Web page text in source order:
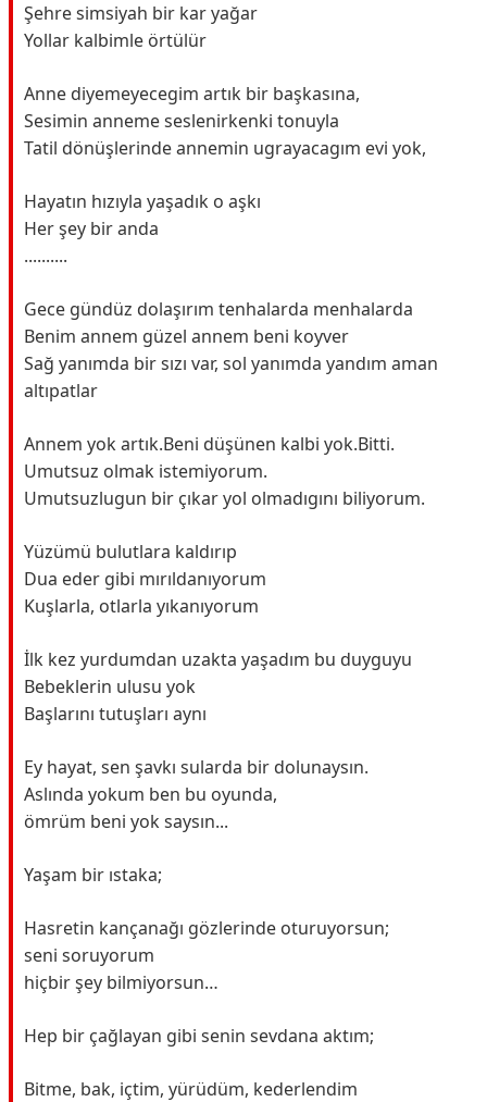
Şehre simsiyah bir kar yağar
Yollar kalbimle örtülür
Anne diyemeyecegim artık bir başkasına,
Sesimin anneme seslenirkenki tonuyla
Tatil dönüşlerinde annemin ugrayacagım evi yok,
Hayatın hızıyla yaşadık o aşkı
Her şey bir anda
..........
Gece gündüz dolaşırım tenhalarda menhalarda
Benim annem güzel annem beni koyver
Sağ yanımda bir sızı var, sol yanımda yandım aman
altıpatlar
Annem yok artık.Beni düşünen kalbi yok.Bitti.
Umutsuz olmak istemiyorum.
Umutsuzlugun bir çıkar yol olmadıgını biliyorum.
Yüzümü bulutlara kaldırıp
Dua eder gibi mırıldanıyorum
Kuşlarla, otlarla yıkanıyorum
İlk kez yurdumdan uzakta yaşadım bu duyguyu
Bebeklerin ulusu yok
Başlarını tutuşları aynı
Ey hayat, sen şavkı sularda bir dolunaysın.
Aslında yokum ben bu oyunda,
ömrüm beni yok saysın...
Yaşam bir ıstaka;
Hasretin kançanağı gözlerinde oturuyorsun;
seni soruyorum
hiçbir şey bilmiyorsun…
Hep bir çağlayan gibi senin sevdana aktım;
Bitme, bak, içtim, yürüdüm, kederlendim